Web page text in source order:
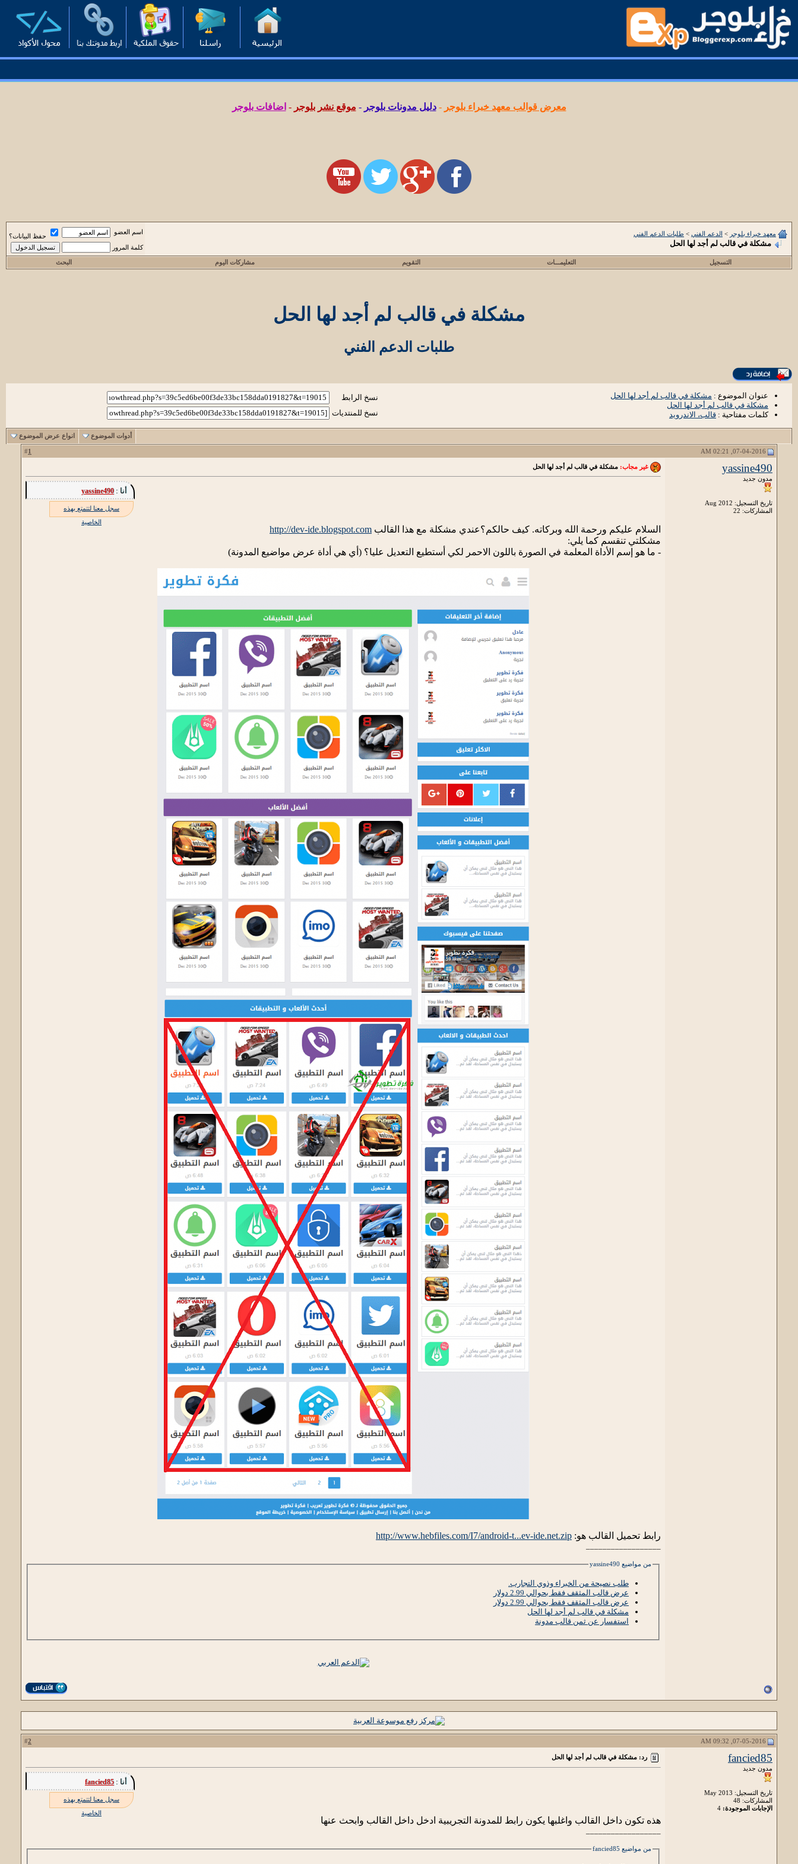
معرض قوالب معهد خبراء بلوجر -دليل مدونات بلوجر - موقع نشر بلوجر - اضافات بلوجر
معهد خبراء بلوجر > الدعم الفني > طلبات الدعم الفني
مشكلة في قالب لم أجد لها الحل
اسم العضو
حفظ البيانات؟
كلمة المرور
التسجيل التعليمـــات التقويم مشاركات اليوم البحث
مشكلة في قالب لم أجد لها الحل
طلبات الدعم الفني
عنوان الموضوع : مشكلة في قالب لم أجد لها الحل
مشكلة في قالب لم أجد لها الحل
كلمات مفتاحية : قالب، الاندرويد
نسخ الرابط
نسخ للمنتديات
أدوات الموضوع انواع عرض الموضوع
1
yassine490
مدون جديد
تاريخ التسجيل: Aug 2012
المشاركات: 22
غير مجاب: مشكلة في قالب لم أجد لها الحل
أنا :yassine490
سجل معنا لتتمتع بهذه
الخاصية
السلام عليكم ورحمة الله وبركاته. كيف حالكم؟عندي مشكلة مع هذا القالب http://dev-ide.blogspot.com
مشكلتي تنقسم كما يلي:
- ما هو إسم الأداة المعلمة في الصورة باللون الاحمر لكي أستطيع التعديل عليا؟ (أي هي أداة عرض مواضيع المدونة)
رابط تحميل القالب هو: http://www.hebfiles.com/I7/android-t...ev-ide.net.zip
من مواضيع yassine490
طلب نصيحة من الخبراء وذوي التجارب.
عرض قالب المثقف فقط بحوالي 2.99 دولار
عرض قالب المثقف فقط بحوالي 2.99 دولار
مشكلة في قالب لم أجد لها الحل
استفسار عن ثمن قالب مدونة
2
fancied85
مدون جديد
تاريخ التسجيل: May 2013
المشاركات: 48
الإجابات الموجودة:
رد: مشكلة في قالب لم أجد لها الحل
أنا :fancied85
سجل معنا لتتمتع بهذه
الخاصية
هذه تكون داخل القالب واغلبها يكون رابط للمدونة التجريبية ادخل داخل القالب وابحث عنها
من مواضيع fancied85